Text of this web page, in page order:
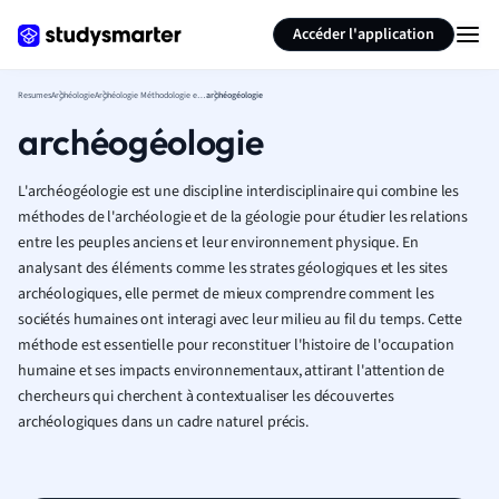
Accéder l'application
ResumesArchéologie Archéologie Méthodologie et Sciences Naturellesarchéogéologie
archéogéologie
L'archéogéologie est une discipline interdisciplinaire qui combine les
méthodes de l'archéologie et de la géologie pour étudier les relations
entre les peuples anciens et leur environnement physique. En
analysant des éléments comme les strates géologiques et les sites
archéologiques, elle permet de mieux comprendre comment les
sociétés humaines ont interagi avec leur milieu au fil du temps. Cette
méthode est essentielle pour reconstituer l'histoire de l'occupation
humaine et ses impacts environnementaux, attirant l'attention de
chercheurs qui cherchent à contextualiser les découvertes
archéologiques dans un cadre naturel précis.
Résumer la page